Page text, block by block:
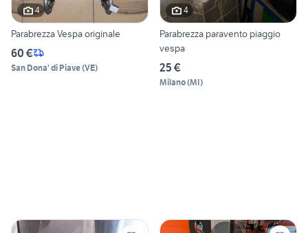
4
Parabrezza Vespa originale
60 €
San Dona' di Piave(VE)
4
Parabrezza paravento piaggio
vespa
25 €
Milano(MI)